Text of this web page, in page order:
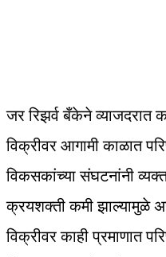
जर रिझर्व बँकेने व्याजदरात
विक्रीवर आगामी काळात
विकसकांच्या संघटनांनी
क्रयशक्ती कमी झाल्यामुळे
विक्रीवर काही प्रमाणात